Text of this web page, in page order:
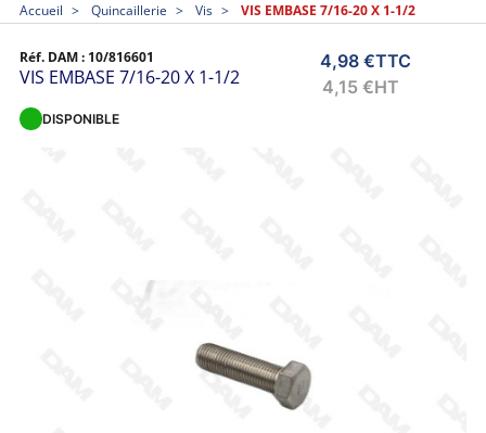
Accueil Quincaillerie Vis VIS EMBASE 7/16-20 X 1-1/2
Réf. DAM : 10/816601
VIS EMBASE 7/16-20 X 1-1/2
4,98 €TTC
4,15 €HT
DISPONIBLE